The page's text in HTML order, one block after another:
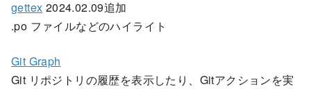
gettex 2024.02.09追加
.po ファイルなどのハイライト
Git Graph
Git リポジトリの履歴を表示したり、Gitアクションを実